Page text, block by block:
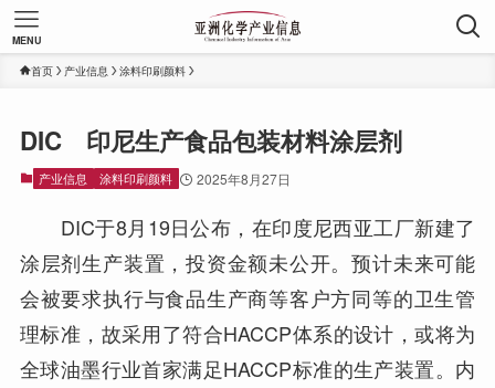
MENU
首页 产业信息 涂料印刷颜料
DIC 印尼生产食品包装材料涂层剂
产业信息 涂料印刷颜料 2025年8月27日
DIC于8月19日公布，在印度尼西亚工厂新建了
涂层剂生产装置，投资金额未公开。预计未来可能
会被要求执行与食品生产商等客户方同等的卫生管
理标准，故采用了符合HACCP体系的设计，或将为
全球油墨行业首家满足HACCP标准的生产装置。内